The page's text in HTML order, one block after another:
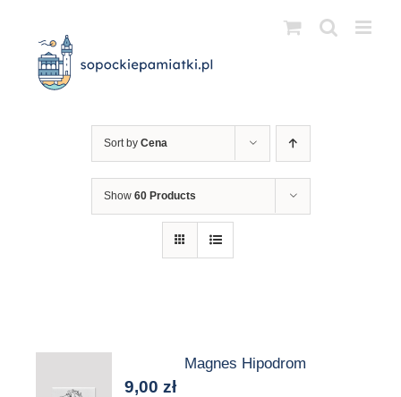
zawartości
Sort by Cena
Show 60 Products
Magnes Hipodrom
9,00zł